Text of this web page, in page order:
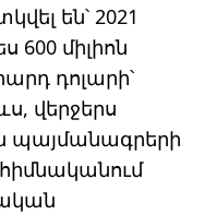
են՝ 2021
միլիոն
դոլարի՝
վերջերս
պայմանագրերի